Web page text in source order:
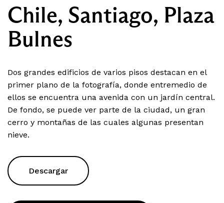
Chile, Santiago, Plaza
Bulnes
Dos grandes edificios de varios pisos destacan en el
primer plano de la fotografía, donde entremedio de
ellos se encuentra una avenida con un jardín central.
De fondo, se puede ver parte de la ciudad, un gran
cerro y montañas de las cuales algunas presentan
nieve.
Descargar